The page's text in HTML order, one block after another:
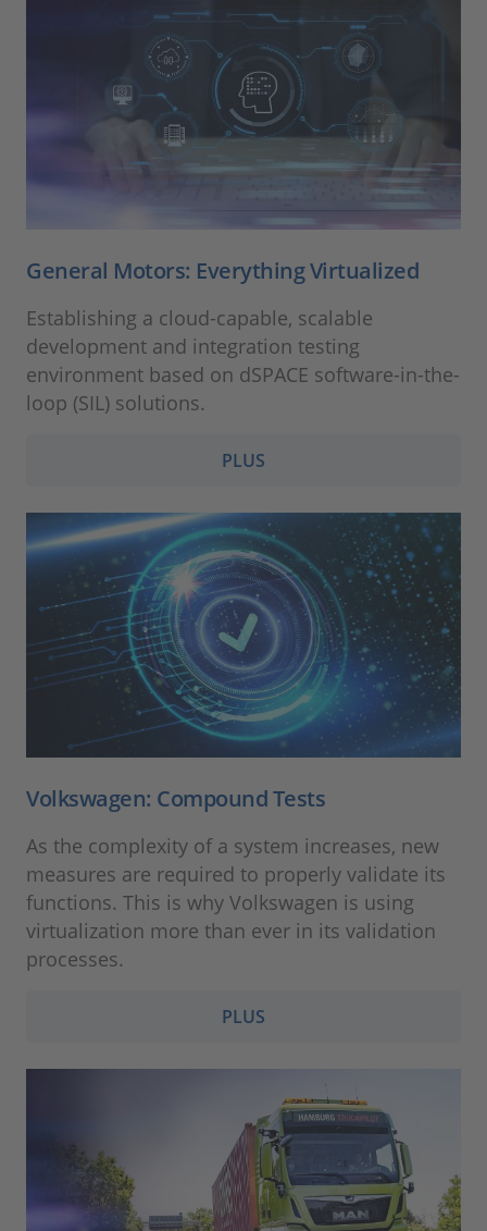
General Motors: Everything Virtualized
Establishing a cloud-capable, scalable
development and integration testing
environment based on dSPACE software-in-the-
loop (SIL) solutions.
PLUS
Volkswagen: Compound Tests
As the complexity of a system increases, new
measures are required to properly validate its
functions. This is why Volkswagen is using
virtualization more than ever in its validation
processes.
PLUS